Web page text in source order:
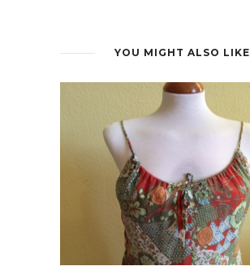
YOU MIGHT ALSO LIKE